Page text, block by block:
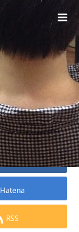
Share
Hatena
RSS